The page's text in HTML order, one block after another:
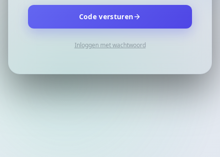
Code versturen
Inloggen met wachtwoord